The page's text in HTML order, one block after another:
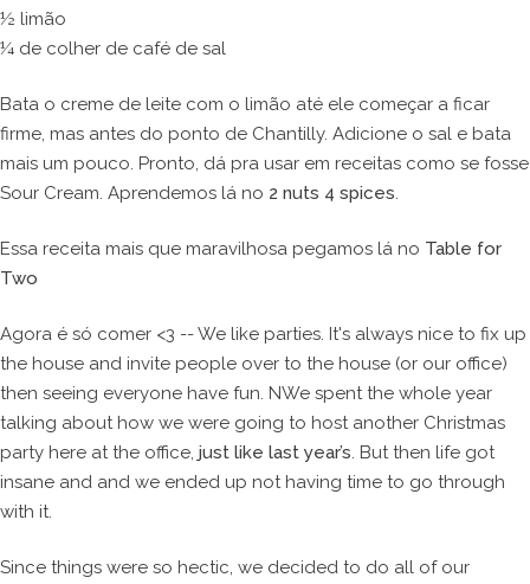
½ limão
¼ de colher de café de sal
Bata o creme de leite com o limão até ele começar a ficar
firme, mas antes do ponto de Chantilly. Adicione o sal e bata
mais um pouco. Pronto, dá pra usar em receitas como se fosse
Sour Cream. Aprendemos lá no 2 nuts 4 spices.
Essa receita mais que maravilhosa pegamos lá no Table for
Two
Agora é só comer <3 -- We like parties. It's always nice to fix up
the house and invite people over to the house (or our office)
then seeing everyone have fun. NWe spent the whole year
talking about how we were going to host another Christmas
party here at the office, just like last year’s. But then life got
insane and and we ended up not having time to go through
with it.
Since things were so hectic, we decided to do all of our